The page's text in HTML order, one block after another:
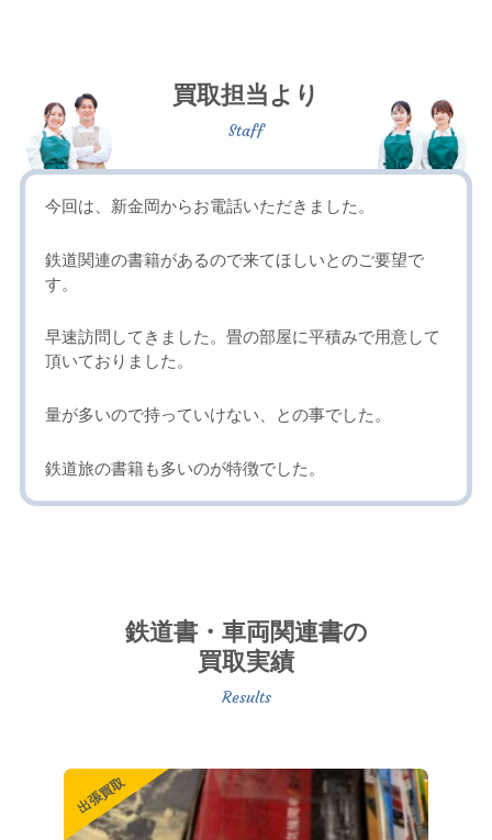
買取担当より
今回は、新金岡からお電話いただきました。
鉄道関連の書籍があるので来てほしいとのご要望で
す。
早速訪問してきました。畳の部屋に平積みで用意して
頂いておりました。
量が多いので持っていけない、との事でした。
鉄道旅の書籍も多いのが特徴でした。
鉄道書・車両関連書の
買取実績
出張買取